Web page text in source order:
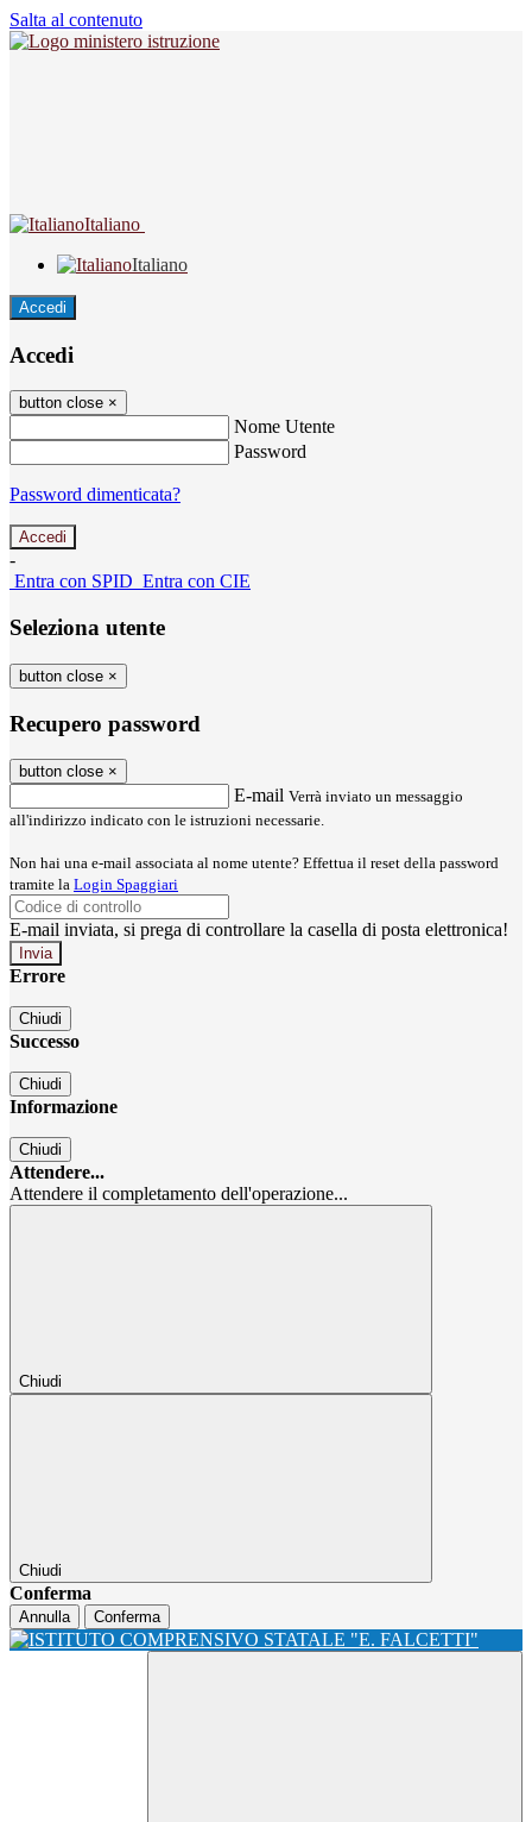
Salta al contenuto
Italiano
Italiano
Accedi
Accedi
button close ×
Nome Utente
Password
Password dimenticata?
-
Entra con SPID Entra con CIE
Seleziona utente
button close ×
Recupero password
button close ×
E-mail Verrà inviato un messaggio
all'indirizzo indicato con le istruzioni necessarie.
Non hai una e-mail associata al nome utente? Effettua il reset della password
tramite la Login Spaggiari
E-mail inviata, si prega di controllare la casella di posta elettronica!
Errore
Chiudi
Successo
Chiudi
Informazione
Chiudi
Attendere...
Attendere il completamento dell'operazione...
Chiudi
Chiudi
Conferma
Annulla Conferma